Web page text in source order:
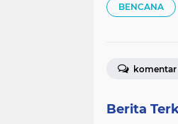
BENCANA
komentar
Berita